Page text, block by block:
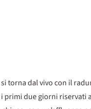
torna dal vivo con il
due giorni